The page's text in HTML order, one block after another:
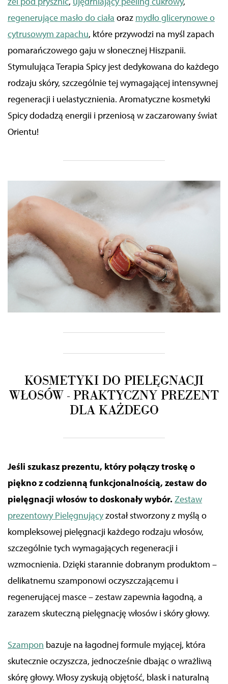
regenerujące masło do ciała oraz mydło glicerynowe o
cytrusowym zapachu, które przywodzi na myśl zapach
pomarańczowego gaju w słonecznej Hiszpanii.
Stymulująca Terapia Spicy jest dedykowana do każdego
rodzaju skóry, szczególnie tej wymagającej intensywnej
regeneracji i uelastycznienia. Aromatyczne kosmetyki
Spicy dodadzą energii i przeniosą w zaczarowany świat
Orientu!
KOSMETYKI DO PIELĘGNACJI
WŁOSÓW - PRAKTYCZNY PREZENT
DLA KAŻDEGO
Jeśli szukasz prezentu, który połączy troskę o
piękno z codzienną funkcjonalnością, zestaw do
pielęgnacji włosów to doskonały wybór. Zestaw
prezentowy Pielęgnującyzostał stworzony z myślą o
kompleksowej pielęgnacji każdego rodzaju włosów,
szczególnie tych wymagających regeneracji i
wzmocnienia. Dzięki starannie dobranym produktom –
delikatnemu szamponowi oczyszczającemu i
regenerującej masce – zestaw zapewnia łagodną, a
zarazem skuteczną pielęgnację włosów i skóry głowy.
Szampon bazuje na łagodnej formule myjącej, która
skutecznie oczyszcza, jednocześnie dbając o wrażliwą
skórę głowy. Włosy zyskują objętość, blask i naturalną